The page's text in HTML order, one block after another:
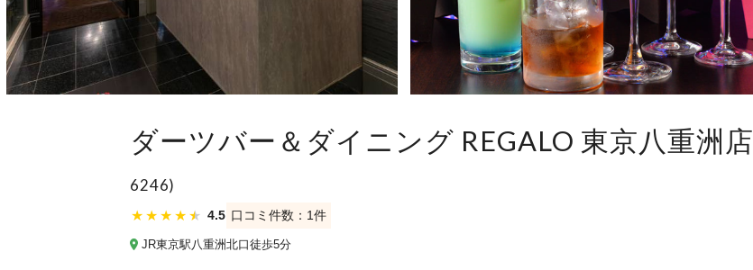
ダーツバー＆ダイニング REGALO 東京八重洲店
6246)
★ ★ ★ ★ ★ 4.5 口コミ件数：1件
JR東京駅八重洲北口徒歩5分